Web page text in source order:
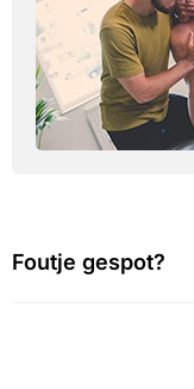
Foutje gespot?